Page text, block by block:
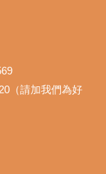
（請加我們為好